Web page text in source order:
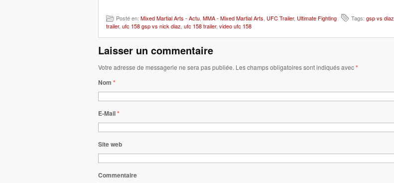
Posté en: Mixed Martial Arts - Actu, MMA - Mixed Martial Arts, UFC Trailer, Ultimate Fighting Tags: gsp vs diaz
trailer, ufc 158 gsp vs nick diaz, ufc 158 trailer, video ufc 158
Laisser un commentaire
Votre adresse de messagerie ne sera pas publiée. Les champs obligatoires sont indiqués avec*
Nom *
E-Mail*
Site web
Commentaire